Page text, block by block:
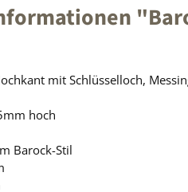
mit Schlüsselloch,
hoch
Barock-Stil